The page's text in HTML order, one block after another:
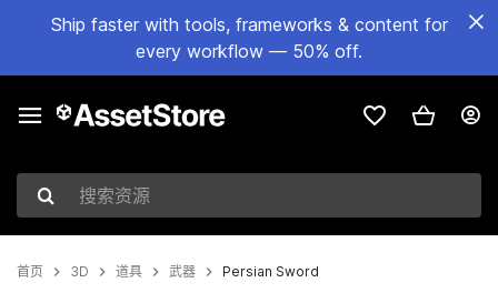
Ship faster with tools, frameworks & content for
every workflow — 50% off.
搜索资源
首页 3D 道具 武器 Persian Sword